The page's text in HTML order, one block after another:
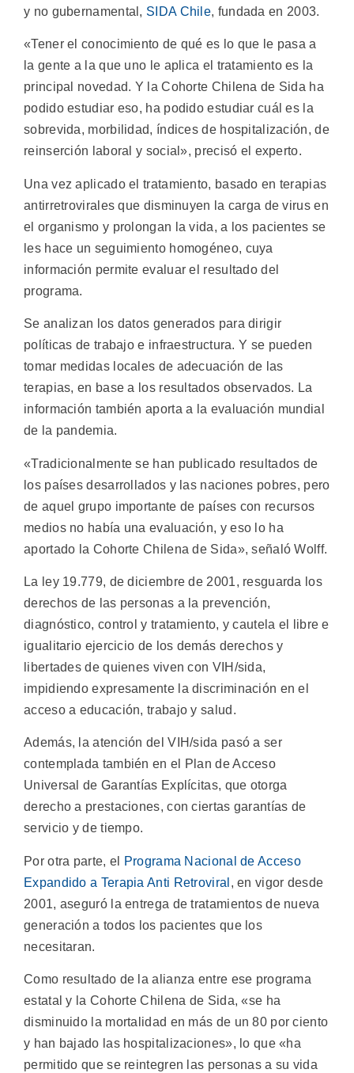
y no gubernamental, SIDA Chile, fundada en 2003.
«Tener el conocimiento de qué es lo que le pasa a
la gente a la que uno le aplica el tratamiento es la
principal novedad. Y la Cohorte Chilena de Sida ha
podido estudiar eso, ha podido estudiar cuál es la
sobrevida, morbilidad, índices de hospitalización, de
reinserción laboral y social», precisó el experto.
Una vez aplicado el tratamiento, basado en terapias
antirretrovirales que disminuyen la carga de virus en
el organismo y prolongan la vida, a los pacientes se
les hace un seguimiento homogéneo, cuya
información permite evaluar el resultado del
programa.
Se analizan los datos generados para dirigir
políticas de trabajo e infraestructura. Y se pueden
tomar medidas locales de adecuación de las
terapias, en base a los resultados observados. La
información también aporta a la evaluación mundial
de la pandemia.
«Tradicionalmente se han publicado resultados de
los países desarrollados y las naciones pobres, pero
de aquel grupo importante de países con recursos
medios no había una evaluación, y eso lo ha
aportado la Cohorte Chilena de Sida», señaló Wolff.
La ley 19.779, de diciembre de 2001, resguarda los
derechos de las personas a la prevención,
diagnóstico, control y tratamiento, y cautela el libre e
igualitario ejercicio de los demás derechos y
libertades de quienes viven con VIH/sida,
impidiendo expresamente la discriminación en el
acceso a educación, trabajo y salud.
Además, la atención del VIH/sida pasó a ser
contemplada también en el Plan de Acceso
Universal de Garantías Explícitas, que otorga
derecho a prestaciones, con ciertas garantías de
servicio y de tiempo.
Por otra parte, el
Programa Nacional de Acceso
Expandido a Terapia Anti Retroviral , en vigor desde
2001, aseguró la entrega de tratamientos de nueva
generación a todos los pacientes que los
necesitaran.
Como resultado de la alianza entre ese programa
estatal y la Cohorte Chilena de Sida, «se ha
disminuido la mortalidad en más de un 80 por ciento
y han bajado las hospitalizaciones», lo que «ha
permitido que se reintegren las personas a su vida